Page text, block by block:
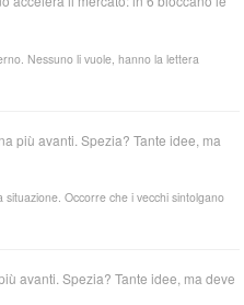
Nessuno li vuole, hanno la lettera
più avanti. Spezia? Tante idee, ma
Occorre che i vecchi sintolgano
avanti. Spezia? Tante idee, ma deve